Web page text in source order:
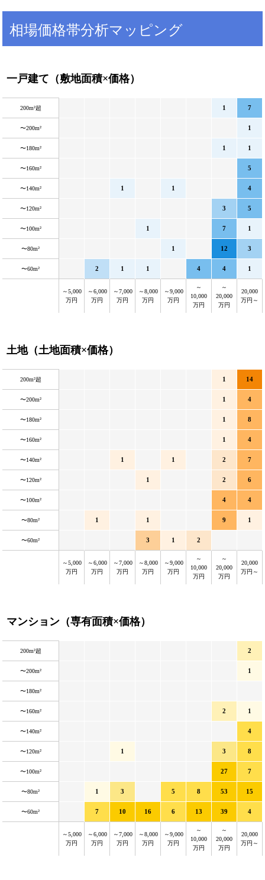
相場価格帯分析マッピング
一戸建て（敷地面積×価格）
200m²超 1 7
〜200m² 1
〜180m² 1 1
〜160m² 5
〜140m² 1 1 4
〜120m² 3 5
〜100m² 1 7 1
〜80m² 1 12 3
〜60m² 2 1 1 4 4 1
～5,000
万円
～6,000
万円
～7,000
万円
～8,000
万円
～9,000
万円
～
10,000
万円
～
20,000
万円
20,000
万円～
土地（土地面積×価格）
200m²超 1 14
〜200m² 1 4
〜180m² 1 8
〜160m² 1 4
〜140m² 1 1 2 7
〜120m² 1 2 6
〜100m² 4 4
〜80m² 1 1 9 1
〜60m² 3 1 2
～5,000
万円
～6,000
万円
～7,000
万円
～8,000
万円
～9,000
万円
～
10,000
万円
～
20,000
万円
20,000
万円～
マンション（専有面積×価格）
200m²超 2
〜200m² 1
〜180m²
〜160m² 2 1
〜140m² 4
〜120m² 1 3 8
〜100m² 27 7
〜80m² 1 3 5 8 53 15
〜60m² 7 10 16 6 13 39 4
～5,000
万円
～6,000
万円
～7,000
万円
～8,000
万円
～9,000
万円
～
10,000
万円
～
20,000
万円
20,000
万円～